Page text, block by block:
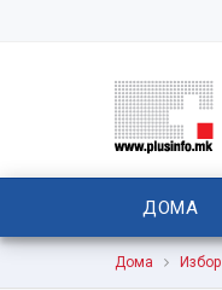
ДОМА
Дома Избор